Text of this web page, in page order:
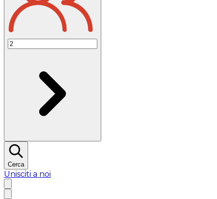
Cerca
Unisciti a noi